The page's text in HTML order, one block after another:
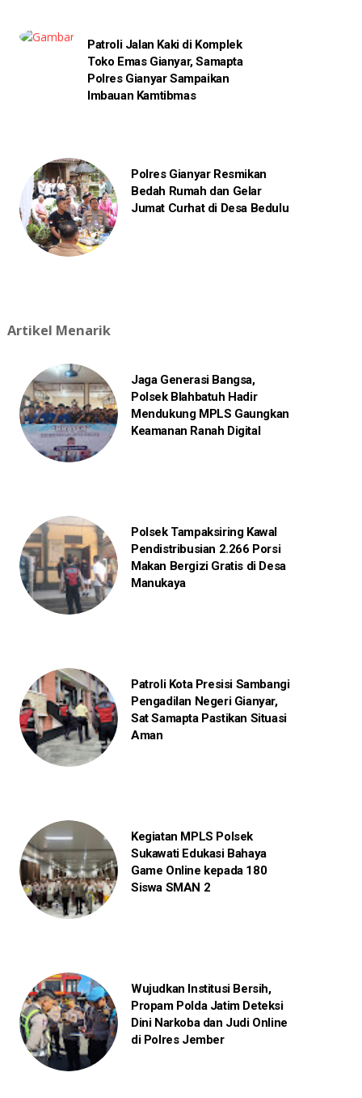
Patroli Jalan Kaki di Komplek
Toko Emas Gianyar, Samapta
Polres Gianyar Sampaikan
Imbauan Kamtibmas
Polres Gianyar Resmikan
Bedah Rumah dan Gelar
Jumat Curhat di Desa Bedulu
Artikel Menarik
Jaga Generasi Bangsa,
Polsek Blahbatuh Hadir
Mendukung MPLS Gaungkan
Keamanan Ranah Digital
Polsek Tampaksiring Kawal
Pendistribusian 2.266 Porsi
Makan Bergizi Gratis di Desa
Manukaya
Patroli Kota Presisi Sambangi
Pengadilan Negeri Gianyar,
Sat Samapta Pastikan Situasi
Aman
Kegiatan MPLS Polsek
Sukawati Edukasi Bahaya
Game Online kepada 180
Siswa SMAN 2
Wujudkan Institusi Bersih,
Propam Polda Jatim Deteksi
Dini Narkoba dan Judi Online
di Polres Jember